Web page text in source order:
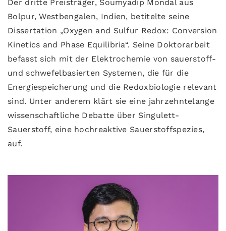
Der dritte Preisträger, Soumyadip Mondal aus
Bolpur, Westbengalen, Indien, betitelte seine
Dissertation „Oxygen and Sulfur Redox: Conversion
Kinetics and Phase Equilibria“. Seine Doktorarbeit
befasst sich mit der Elektrochemie von sauerstoff-
und schwefelbasierten Systemen, die für die
Energiespeicherung und die Redoxbiologie relevant
sind. Unter anderem klärt sie eine jahrzehntelange
wissenschaftliche Debatte über Singulett-
Sauerstoff, eine hochreaktive Sauerstoffspezies,
auf.